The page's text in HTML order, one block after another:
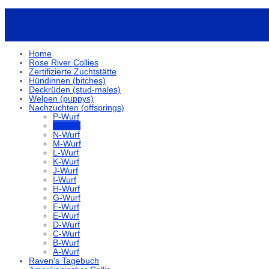
Home
Rose River Collies
Zertifizierte Zuchtstätte
Hündinnen (bitches)
Deckrüden (stud-males)
Welpen (puppys)
Nachzuchten (offsprings)
P-Wurf
N-Wurf
M-Wurf
L-Wurf
K-Wurf
J-Wurf
I-Wurf
H-Wurf
G-Wurf
F-Wurf
E-Wurf
D-Wurf
C-Wurf
B-Wurf
A-Wurf
Raven's Tagebuch